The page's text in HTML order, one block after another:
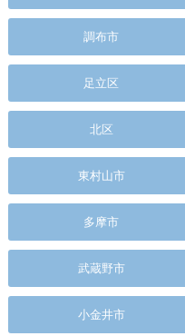
調布市
足立区
北区
東村山市
多摩市
武蔵野市
小金井市